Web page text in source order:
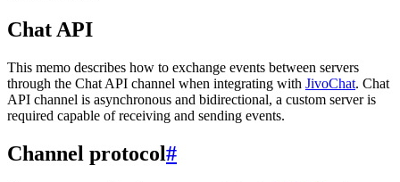
Chat API
This memo describes how to exchange events between servers
through the Chat API channel when integrating with JivoChat. Chat
API channel is asynchronous and bidirectional, a custom server is
required capable of receiving and sending events.
Channel protocol#